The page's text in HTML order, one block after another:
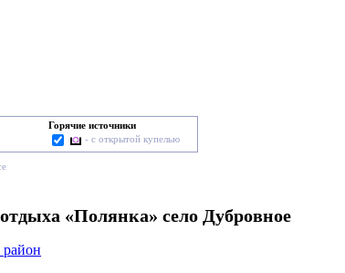
Горячие источники
- с открытой купелью
«Полянка» село Дубровное